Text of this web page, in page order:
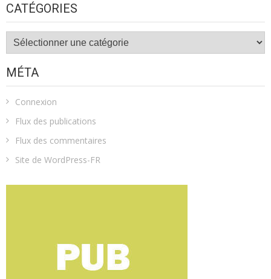
CATÉGORIES
Catégories
MÉTA
Connexion
Flux des publications
Flux des commentaires
Site de WordPress-FR